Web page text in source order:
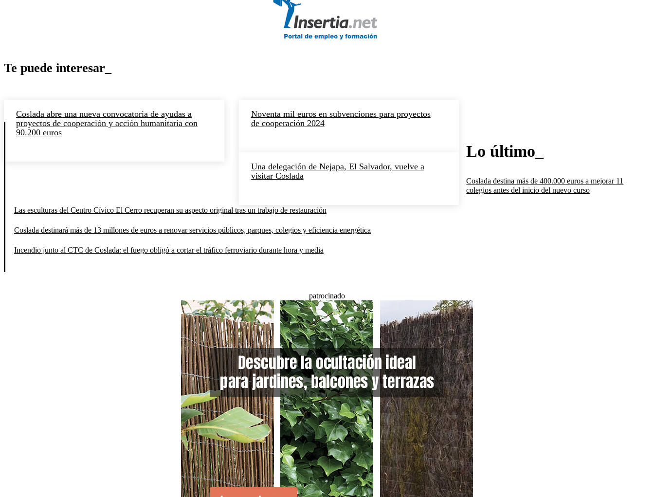
Te puede interesar_
Coslada abre una nueva convocatoria de ayudas a
proyectos de cooperación y acción humanitaria con
90.200 euros
Noventa mil euros en subvenciones para proyectos
de cooperación 2024
Una delegación de Nejapa, El Salvador, vuelve a
visitar Coslada
Lo último_
Coslada destina más de 400.000 euros a mejorar 11
colegios antes del inicio del nuevo curso
Las esculturas del Centro Cívico El Cerro recuperan su aspecto original tras un trabajo de restauración
Coslada destinará más de 13 millones de euros a renovar servicios públicos, parques, colegios y eficiencia energética
Incendio junto al CTC de Coslada: el fuego obligó a cortar el tráfico ferroviario durante hora y media
patrocinado